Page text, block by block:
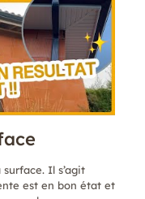
Il s’agit
est en bon état et